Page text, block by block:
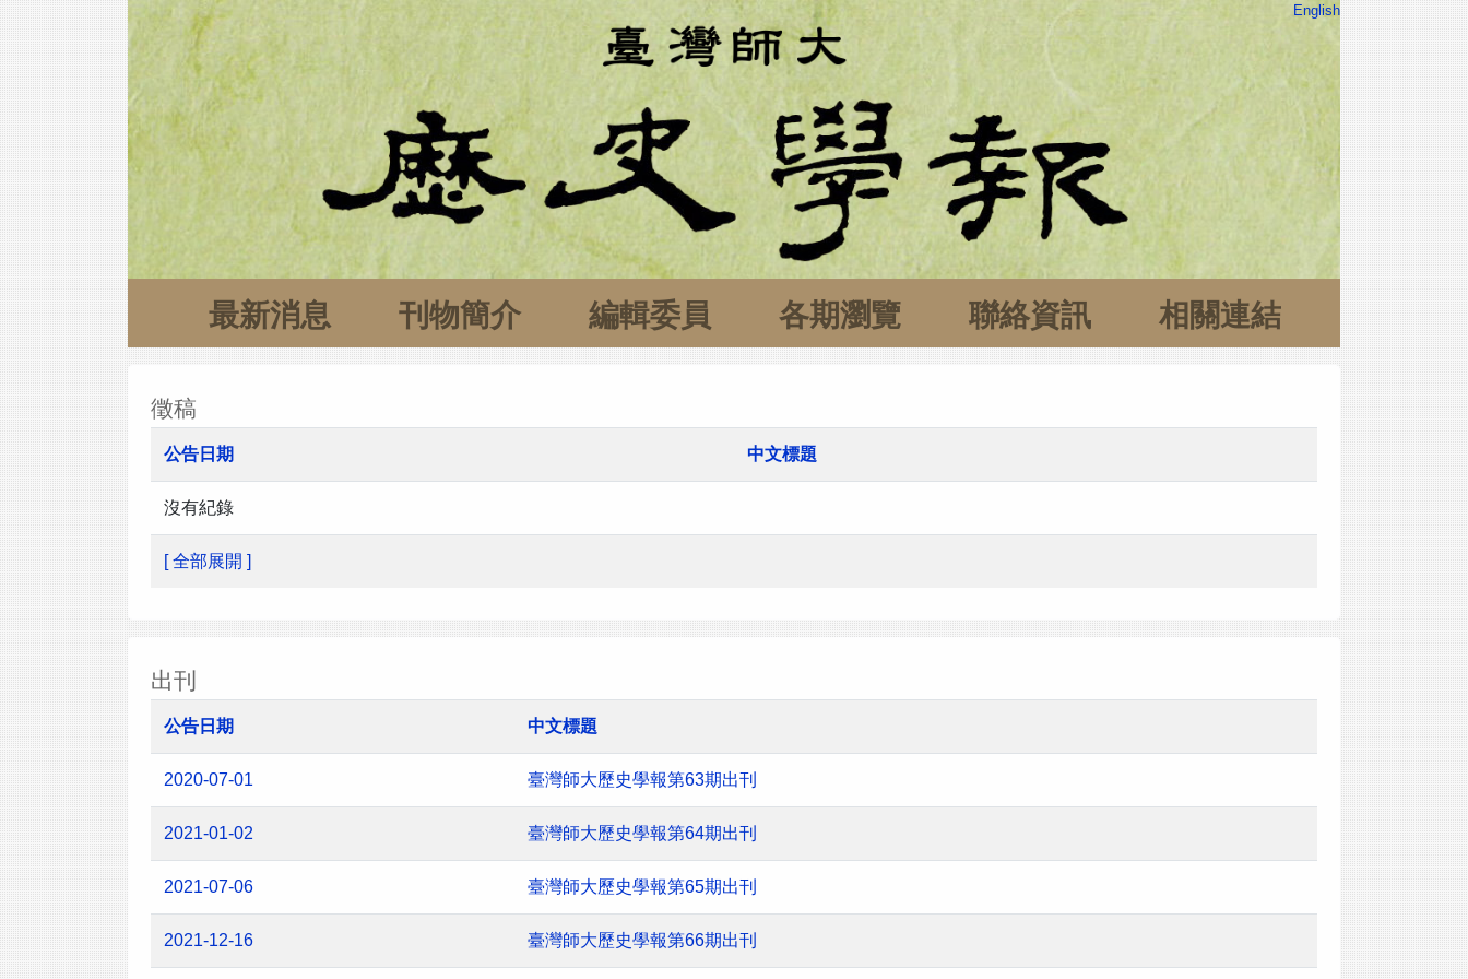
English
最新消息 刊物簡介 編輯委員 各期瀏覽 聯絡資訊 相關連結
徵稿
公告日期 中文標題
沒有紀錄
[ 全部展開 ]
出刊
公告日期 中文標題
2020-07-01 臺灣師大歷史學報第63期出刊
2021-01-02 臺灣師大歷史學報第64期出刊
2021-07-06 臺灣師大歷史學報第65期出刊
2021-12-16 臺灣師大歷史學報第66期出刊